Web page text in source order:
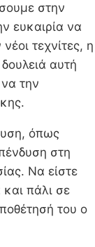
στην
ευκαιρία να
τεχνίτες, η
αυτή
να την
όπως
στη
Να είστε
πάλι σε
του ο